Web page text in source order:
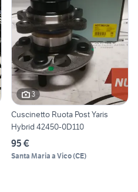
3
Cuscinetto Ruota Post Yaris
Hybrid 42450-0D110
95 €
Santa Maria a Vico(CE)